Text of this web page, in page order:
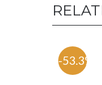
-53.3%